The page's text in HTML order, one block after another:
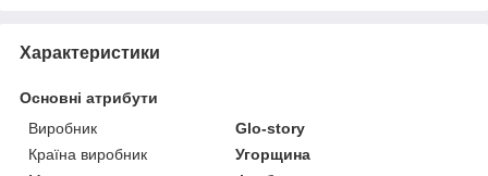
Характеристики
Основні атрибути
Виробник
Glo-story
Країна виробник
Угорщина